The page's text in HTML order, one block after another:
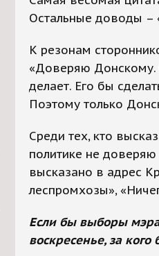
Остальные доводы –
К резонам
«Доверяю Донскому.
делает. Его бы
Поэтому только
Среди тех, кто
политике не
высказано в адрес
леспромхозы»,
Если бы выборы
воскресенье, за